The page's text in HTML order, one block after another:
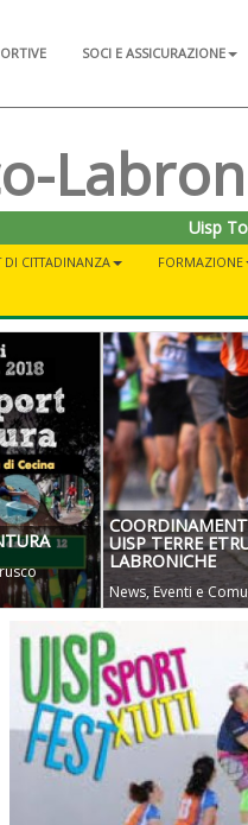
SOCI E ASSICURAZIONE
Uisp
DI CITTADINANZA FORMAZIONE
UISP TERRE
LABRONICHE
News, Eventi e